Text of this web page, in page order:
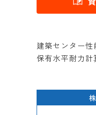
建築センター
保有水平耐力計